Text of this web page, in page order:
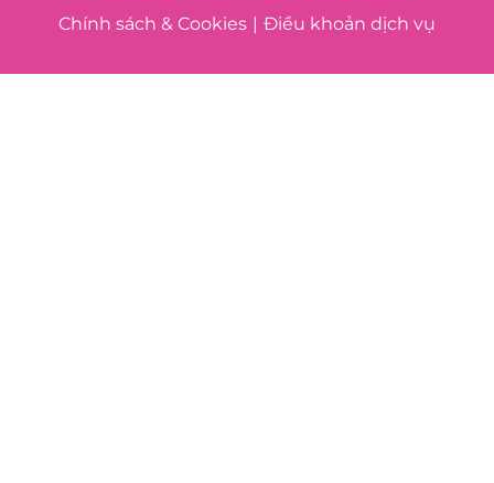
Chính sách & Cookies Điều khoản dịch vụ